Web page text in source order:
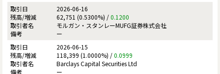
2026-06-16
62,751 (0.5300%) /0.1200
モルガン・スタンレーMUFG証券株式会社
ー
2026-06-15
118,399 (1.0000%) /0.0999
Barclays Capital Securities Ltd
ー